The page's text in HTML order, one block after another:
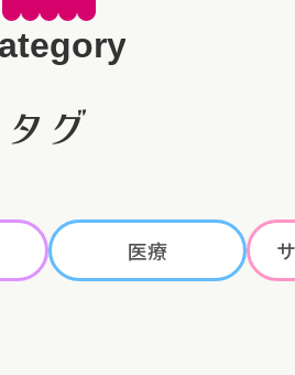
タグ
医療